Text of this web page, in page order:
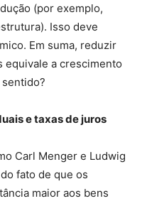
(por exemplo,
Isso deve
Em suma, reduzir
equivale a crescimento
e taxas de juros
Carl Menger e Ludwig
fato de que os
maior aos bens